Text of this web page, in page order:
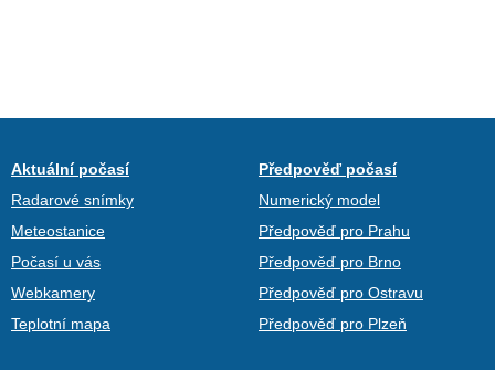
Aktuální počasí
Radarové snímky
Meteostanice
Počasí u vás
Webkamery
Teplotní mapa
Předpověď počasí
Numerický model
Předpověď pro Prahu
Předpověď pro Brno
Předpověď pro Ostravu
Předpověď pro Plzeň